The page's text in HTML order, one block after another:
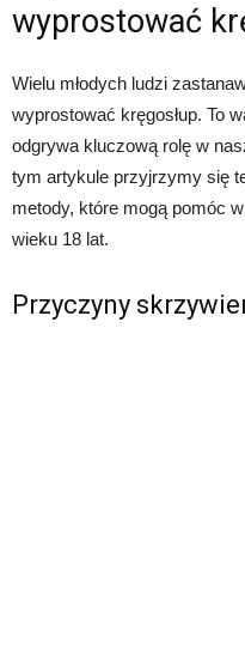
wyprostować
Wielu młodych ludzi
wyprostować kręgosłup. To
odgrywa kluczową rolę w
tym artykule przyjrzymy się
metody, które mogą pomóc
wieku 18 lat.
Przyczyny